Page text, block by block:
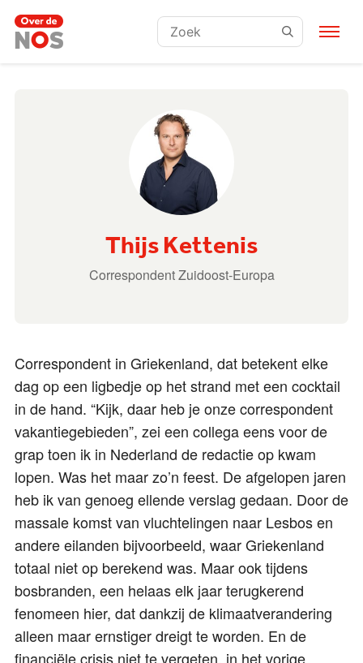
Zoeken:
Thijs Kettenis
Correspondent Zuidoost-Europa
Correspondent in Griekenland, dat betekent elke
dag op een ligbedje op het strand met een cocktail
in de hand. “Kijk, daar heb je onze correspondent
vakantiegebieden”, zei een collega eens voor de
grap toen ik in Nederland de redactie op kwam
lopen. Was het maar zo’n feest. De afgelopen jaren
heb ik van genoeg ellende verslag gedaan. Door de
massale komst van vluchtelingen naar Lesbos en
andere eilanden bijvoorbeeld, waar Griekenland
totaal niet op berekend was. Maar ook tijdens
bosbranden, een helaas elk jaar terugkerend
fenomeen hier, dat dankzij de klimaatverandering
alleen maar ernstiger dreigt te worden. En de
financiële crisis niet te vergeten, in het vorige